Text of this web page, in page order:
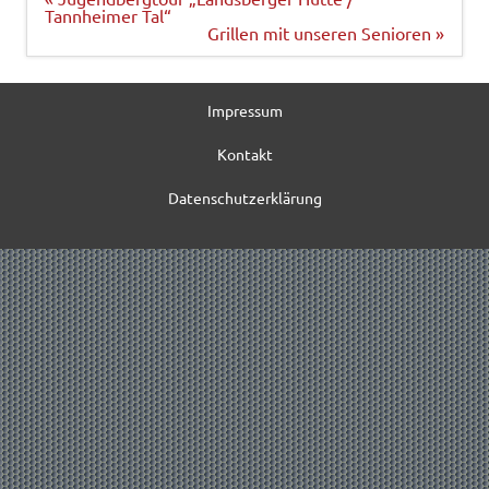
Tannheimer Tal“
Grillen mit unseren Senioren »
Impressum
Kontakt
Datenschutzerklärung